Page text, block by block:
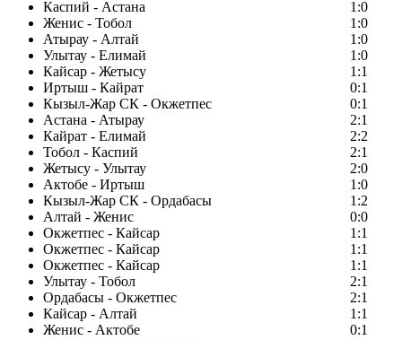
Каспий - Астана
1:0
Женис - Тобол
1:0
Атырау - Алтай
1:0
Улытау - Елимай
1:0
Кайсар - Жетысу
1:1
Иртыш - Кайрат
0:1
Кызыл-Жар СК - Окжетпес
0:1
Астана - Атырау
2:1
Кайрат - Елимай
2:2
Тобол - Каспий
2:1
Жетысу - Улытау
2:0
Актобе - Иртыш
1:0
Кызыл-Жар СК - Ордабасы
1:2
Алтай - Женис
0:0
Окжетпес - Кайсар
1:1
Окжетпес - Кайсар
1:1
Окжетпес - Кайсар
1:1
Улытау - Тобол
2:1
Ордабасы - Окжетпес
2:1
Кайсар - Алтай
1:1
Женис - Актобе
0:1